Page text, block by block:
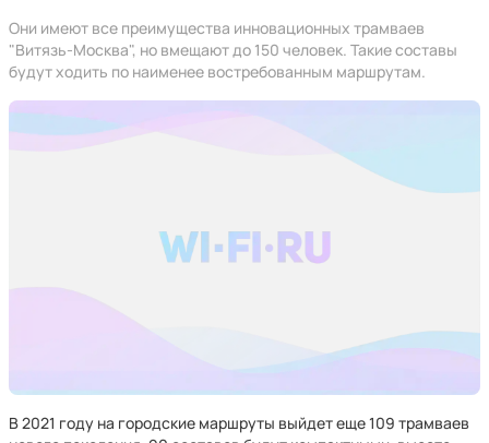
Они имеют все преимущества инновационных трамваев
"Витязь-Москва", но вмещают до 150 человек. Такие составы
будут ходить по наименее востребованным маршрутам.
В 2021 году на городские маршруты выйдет еще 109 трамваев